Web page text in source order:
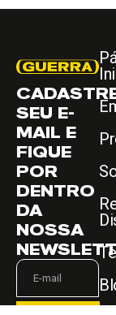
SEU E-
MAIL E
FIQUE
POR
DENTRO
DA
NOSSA